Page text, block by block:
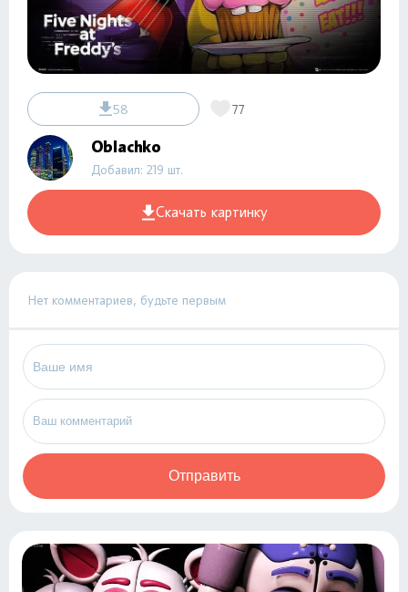
58 77
Oblachko
Добавил: 219 шт.
Скачать картинку
Нет комментариев, будьте первым
Отправить